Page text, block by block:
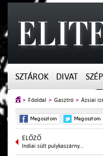
SZTÁROK DIVAT
Főoldal Gasztró Ázsiai
ELŐZŐ
Indiai sült pulykaszárny...